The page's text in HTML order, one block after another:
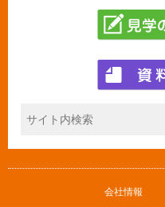
会社情報